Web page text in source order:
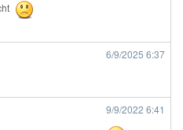
6/9/2025 6:37
9/9/2022 6:41